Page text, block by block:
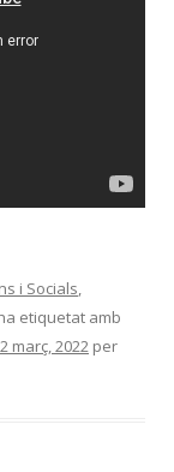
i Socials
etiquetat amb
març, 2022 per